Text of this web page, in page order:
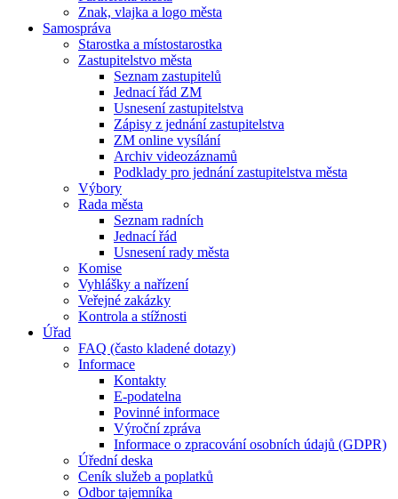
Znak, vlajka a logo města
Samospráva
Starostka a místostarostka
Zastupitelstvo města
Seznam zastupitelů
Jednací řád ZM
Usnesení zastupitelstva
Zápisy z jednání zastupitelstva
ZM online vysílání
Archiv videozáznamů
Podklady pro jednání zastupitelstva města
Výbory
Rada města
Seznam radních
Jednací řád
Usnesení rady města
Komise
Vyhlášky a nařízení
Veřejné zakázky
Kontrola a stížnosti
Úřad
FAQ (často kladené dotazy)
Informace
Kontakty
E-podatelna
Povinné informace
Výroční zpráva
Informace o zpracování osobních údajů (GDPR)
Úřední deska
Ceník služeb a poplatků
Odbor tajemníka